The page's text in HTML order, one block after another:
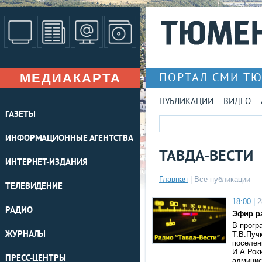
МЕДИАКАРТА
ГАЗЕТЫ
ИНФОРМАЦИОННЫЕ АГЕНТСТВА
ИНТЕРНЕТ-ИЗДАНИЯ
ТЕЛЕВИДЕНИЕ
РАДИО
ЖУРНАЛЫ
ПРЕСС-ЦЕНТРЫ
ПОРТАЛ СМИ
ПУБЛИКАЦИИ ВИДЕО
ТАВДА-ВЕСТИ
Главная Все публикации
18:00 |
Эфир
В